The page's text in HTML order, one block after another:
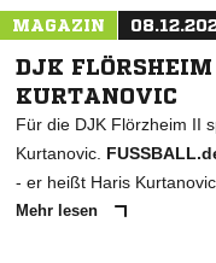
MAGAZIN
DJK
KURTANOVIC
Für die DJK Flörzheim II
Kurtanovic.
- er heißt Haris
Mehr lesen